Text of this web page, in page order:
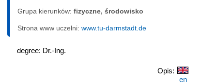
Grupa kierunków: fizyczne, środowisko
Strona www uczelni: www.tu-darmstadt.de
degree: Dr.-Ing.
Opis:
en